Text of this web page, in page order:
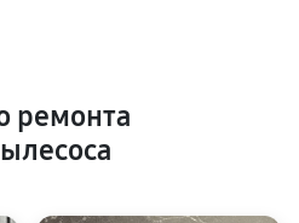
ремонта